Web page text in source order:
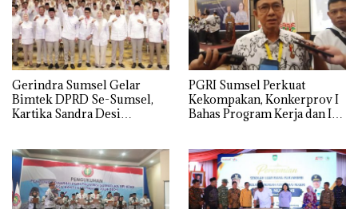
Praperadilan
Gerindra Sumsel Gelar
Bimtek DPRD Se-Sumsel,
Kartika Sandra Desi
PGRI Sumsel Perkuat
Kekompakan, Konkerprov I
Bahas Program Kerja dan Isu